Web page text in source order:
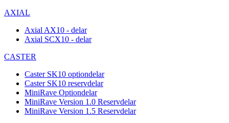
AXIAL
Axial AX10 - delar
Axial SCX10 - delar
CASTER
Caster SK10 optiondelar
Caster SK10 reservdelar
MiniRave Optiondelar
MiniRave Version 1.0 Reservdelar
MiniRave Version 1.5 Reservdelar